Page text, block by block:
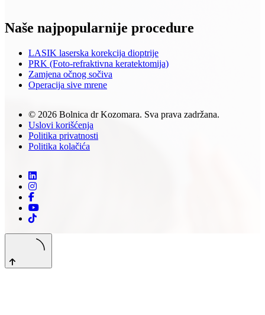
Naše najpopularnije procedure
LASIK laserska korekcija dioptrije
PRK (Foto-refraktivna keratektomija)
Zamjena očnog sočiva
Operacija sive mrene
© 2026 Bolnica dr Kozomara. Sva prava zadržana.
Uslovi korišćenja
Politika privatnosti
Politika kolačića